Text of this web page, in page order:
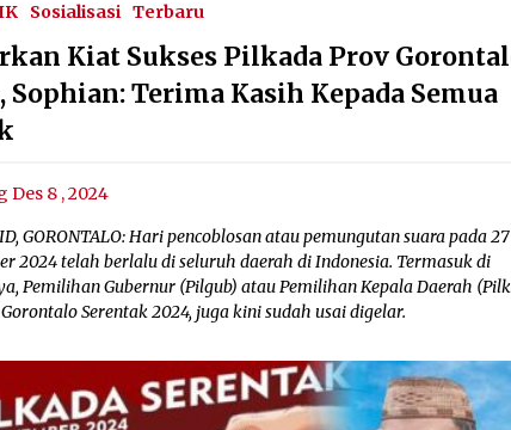
Sosialisasi Terbaru
Kiat Sukses Pilkada Prov
Sophian: Terima Kasih Kepada Semua
Des 8 , 2024
GORONTALO: Hari pencoblosan atau pemungutan suara pada 27
2024 telah berlalu di seluruh daerah di Indonesia. Termasuk di
Pemilihan Gubernur (Pilgub) atau Pemilihan Kepala Daerah
Serentak 2024, juga kini sudah usai digelar.